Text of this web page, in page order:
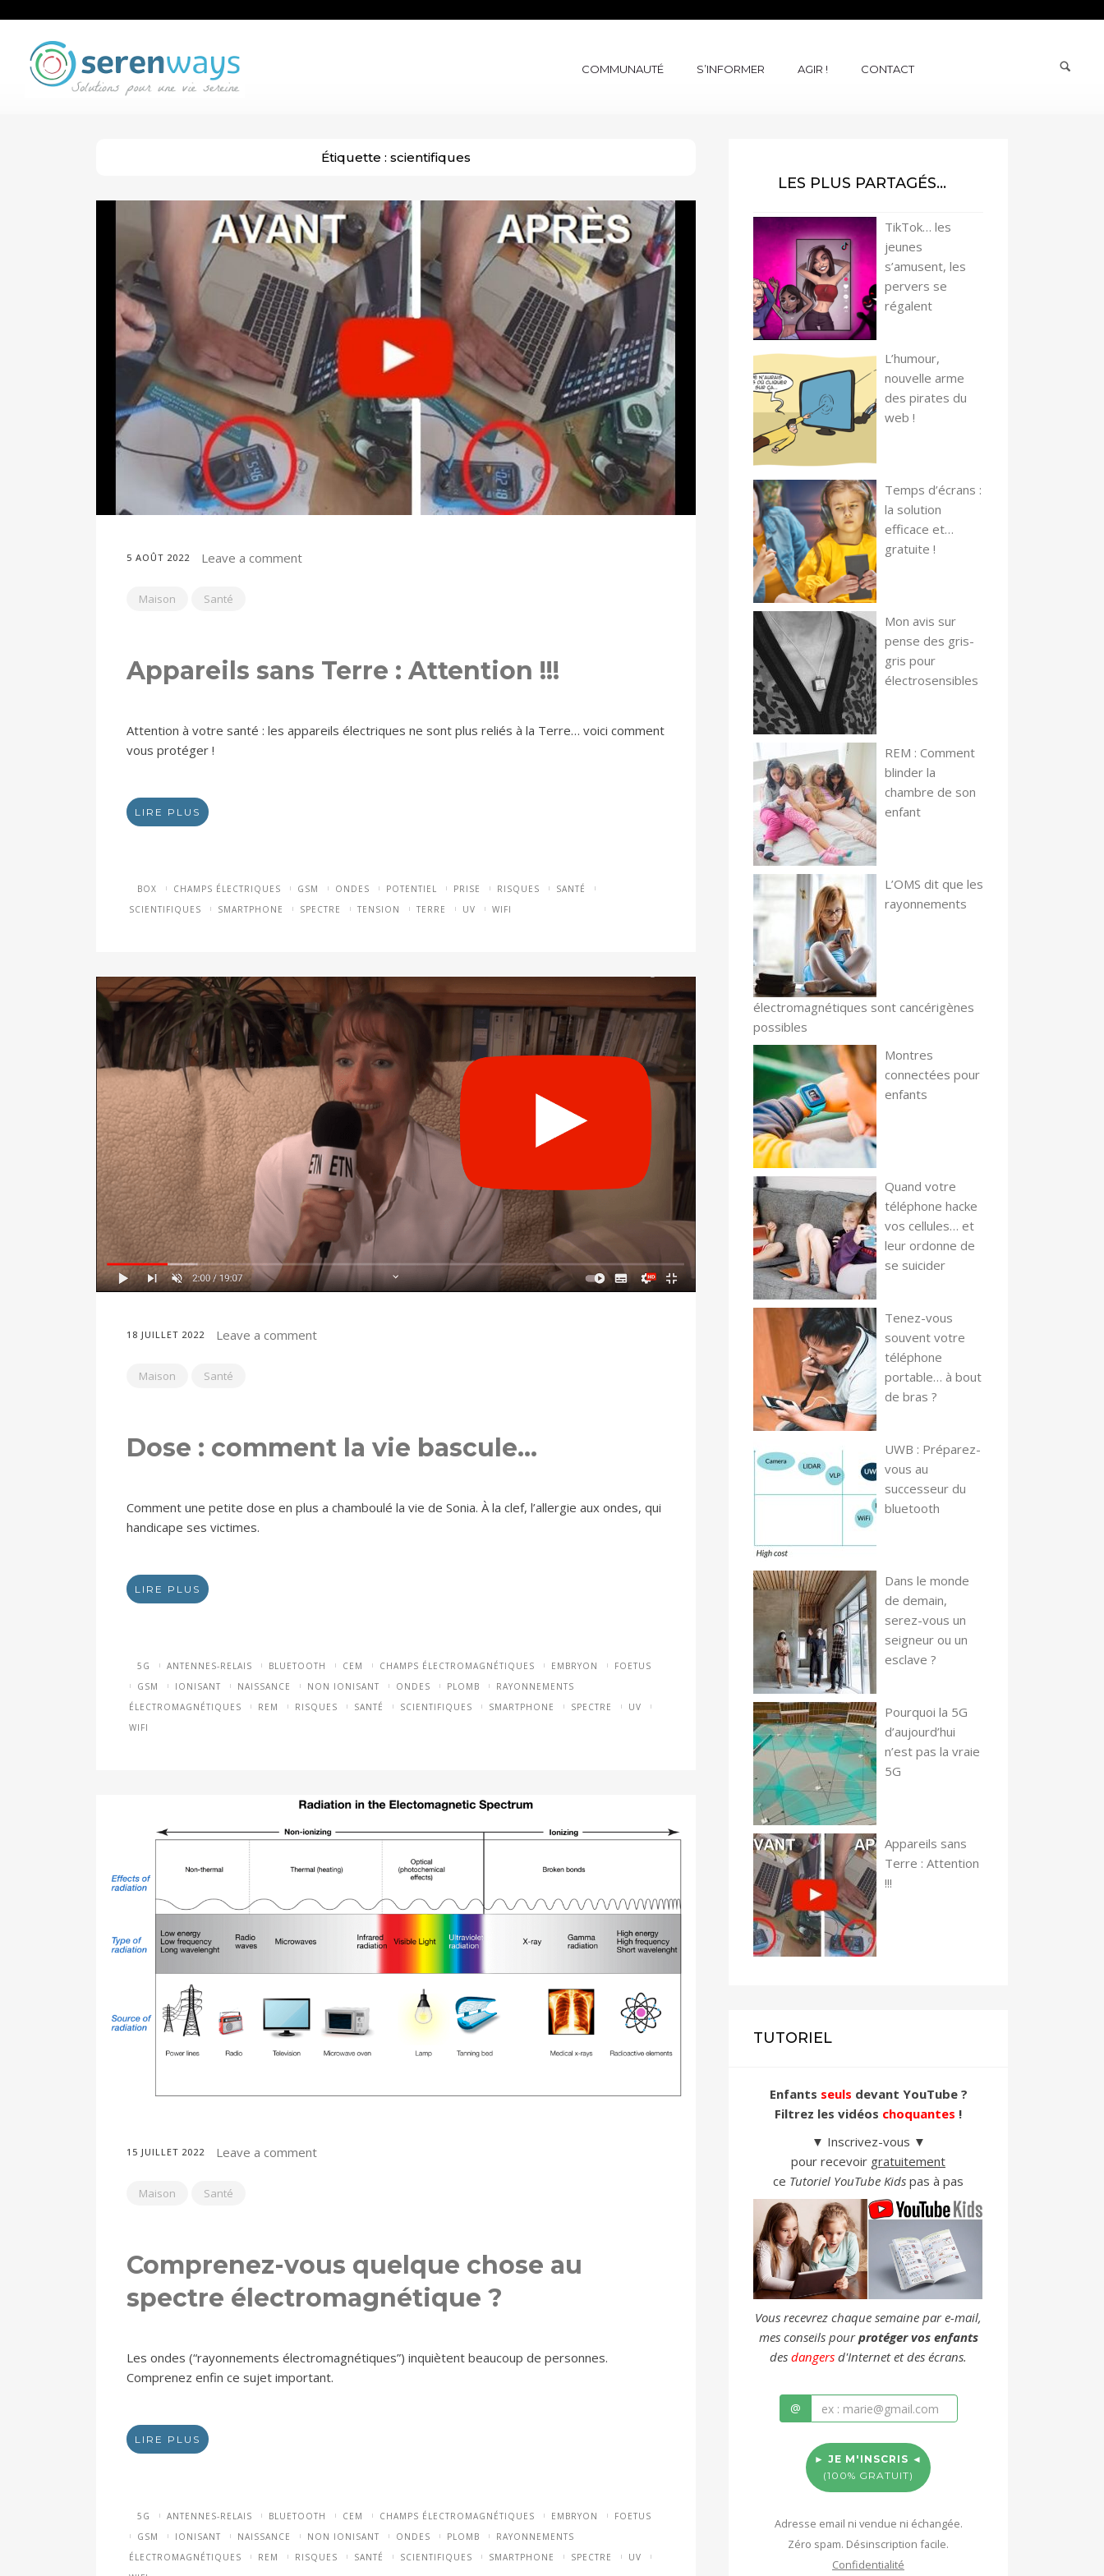
COMMUNAUTÉ S’INFORMER AGIR ! CONTACT
Étiquette : scientifiques
5 AOÛT 2022 Leave a comment
Maison Santé
Appareils sans Terre : Attention !!!
Attention à votre santé : les appareils électriques ne sont plus reliés à la Terre… voici comment
vous protéger !
LIRE PLUS
BOX CHAMPS ÉLECTRIQUES GSM ONDES POTENTIEL PRISE RISQUES
SANTÉ
SCIENTIFIQUES
SMARTPHONE SPECTRE TENSION TERRE UV WIFI
18 JUILLET 2022 Leave a comment
Maison Santé
Dose : comment la vie bascule…
Comment une petite dose en plus a chamboulé la vie de Sonia. À la clef, l’allergie aux ondes, qui
handicape ses victimes.
LIRE PLUS
5G ANTENNES-RELAIS BLUETOOTH CEM CHAMPS ÉLECTROMAGNÉTIQUES EMBRYON
FOETUS
GSM
IONISANT NAISSANCE NON IONISANT ONDES PLOMB
RAYONNEMENTS
ÉLECTROMAGNÉTIQUES
REM RISQUES SANTÉ SCIENTIFIQUES SMARTPHONE SPECTRE
UV
WIFI
15 JUILLET 2022 Leave a comment
Maison Santé
Comprenez-vous quelque chose au
spectre électromagnétique ?
Les ondes (“rayonnements électromagnétiques”) inquiètent beaucoup de personnes.
Comprenez enfin ce sujet important.
LIRE PLUS
5G ANTENNES-RELAIS BLUETOOTH CEM CHAMPS ÉLECTROMAGNÉTIQUES EMBRYON
FOETUS
GSM
IONISANT NAISSANCE NON IONISANT ONDES PLOMB
RAYONNEMENTS
ÉLECTROMAGNÉTIQUES
REM RISQUES SANTÉ SCIENTIFIQUES SMARTPHONE SPECTRE
UV
LES PLUS PARTAGÉS…
TikTok… les
jeunes
s’amusent, les
pervers se
régalent
L’humour,
nouvelle arme
des pirates du
web !
Temps d’écrans :
la solution
efficace et…
gratuite !
Mon avis sur
pense des gris-
gris pour
électrosensibles
REM : Comment
blinder la
chambre de son
enfant
L’OMS dit que les
rayonnements
électromagnétiques sont cancérigènes
possibles
Montres
connectées pour
enfants
Quand votre
téléphone hacke
vos cellules… et
leur ordonne de
se suicider
Tenez-vous
souvent votre
téléphone
portable… à bout
de bras ?
UWB : Préparez-
vous au
successeur du
bluetooth
Dans le monde
de demain,
serez-vous un
seigneur ou un
esclave ?
Pourquoi la 5G
d’aujourd’hui
n’est pas la vraie
5G
Appareils sans
Terre : Attention
!!!
TUTORIEL
Enfants seuls devant YouTube ?
Filtrez les vidéos choquantes !
▼ Inscrivez-vous ▼
pour recevoir gratuitement
ce Tutoriel YouTube Kids pas à pas
Vous recevrez chaque semaine par e-mail,
mes conseils pourprotéger vos enfants
des dangers d'Internet et des écrans.
@
► JE M'INSCRIS ◄
(100% GRATUIT)
Adresse email ni vendue ni échangée.
Zéro spam. Désinscription facile.
Confidentialité